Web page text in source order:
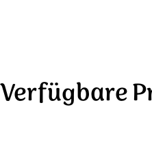
Verfügbare